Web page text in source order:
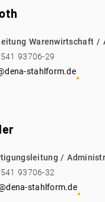
Warenwirtschaft /
93706-29
stahlform.de
/
93706-32
stahlform.de